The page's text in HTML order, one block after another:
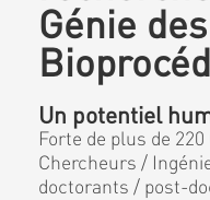
Génie
Un potentiel
Forte de plus de
Chercheurs /
doctorants / post-